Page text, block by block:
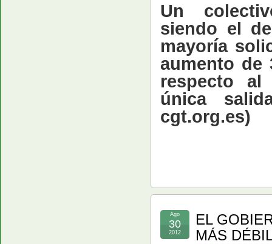
Un
siendo el
mayoría
aumento de
respecto al
única
cgt.org.es)
EL
MÁS
Ago
30
2012